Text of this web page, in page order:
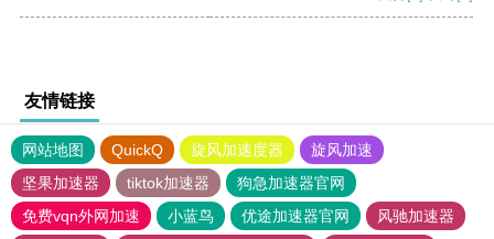
友情链接
网站地图 QuickQ 旋风加速度器
旋风加速
坚果加速器
tiktok加速器
狗急加速器官网
免费vqn外网加速
小蓝鸟 优途加速器官网
风驰加速器